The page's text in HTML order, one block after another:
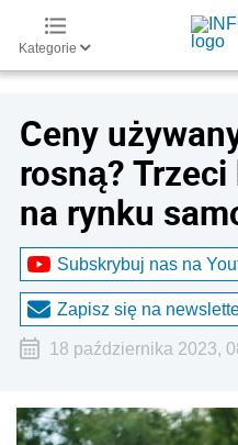
Kategorie
Ceny
rosną?
na rynku
Subskrybuj nas na
Zapisz się na
18 października 2023,